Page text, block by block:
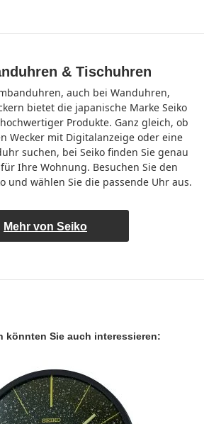
& Tischuhren
auch bei Wanduhren,
bietet die japanische Marke Seiko
Produkte. Ganz gleich, ob
Wecker mit Digitalanzeige oder eine
suchen, bei Seiko finden Sie genau
Ihre Wohnung. Besuchen Sie den
und wählen Sie die passende Uhr aus.
Mehr von Seiko
könnten Sie auch interessieren: